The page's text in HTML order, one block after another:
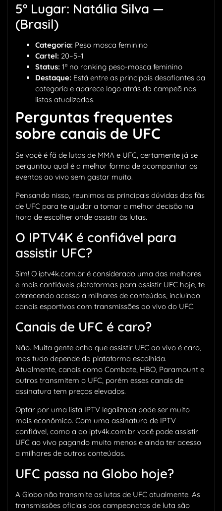
5º Lugar: Natália Silva —
(Brasil)
Categoria: Peso mosca feminino
Cartel: 20–5–1
Status: 1ª no ranking peso-mosca feminino
Destaque: Está entre as principais desafiantes da
categoria e aparece logo atrás da campeã nas
listas atualizadas.
Perguntas frequentes
sobre canais de UFC
Se você é fã de lutas de MMA e UFC, certamente já se
perguntou qual é a melhor forma de acompanhar os
eventos ao vivo sem gastar muito.
Pensando nisso, reunimos as principais dúvidas dos fãs
de UFC para te ajudar a tomar a melhor decisão na
hora de escolher onde assistir às lutas.
O IPTV4K é confiável para
assistir UFC?
Sim! O iptv4k.com.br é considerado uma das melhores
e mais confiáveis plataformas para assistir UFC hoje, te
oferecendo acesso a milhares de conteúdos, incluindo
canais esportivos com transmissões ao vivo do UFC.
Canais de UFC é caro?
Não. Muita gente acha que assistir UFC ao vivo é caro,
mas tudo depende da plataforma escolhida.
Atualmente, canais como Combate, HBO, Paramount e
outros transmitem o UFC, porém esses canais de
assinatura tem preços elevados.
Optar por uma lista IPTV legalizada pode ser muito
mais econômico. Com uma assinatura de IPTV
confiável, como a do iptv4k.com.br você pode assistir
UFC ao vivo pagando muito menos e ainda ter acesso
a milhares de outros conteúdos.
UFC passa na Globo hoje?
A Globo não transmite as lutas de UFC atualmente. As
transmissões oficiais dos campeonatos de luta são